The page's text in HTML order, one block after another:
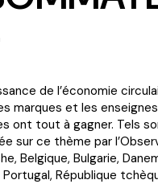
de l’économie
marques et les
ont tout à gagner. Tels
sur ce thème par
Belgique, Bulgarie,
République